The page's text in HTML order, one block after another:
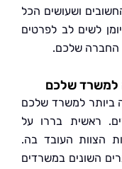
הכל
לב לפרטים
שלכם
שלכם
בררו על
העובד בה.
במשרדים